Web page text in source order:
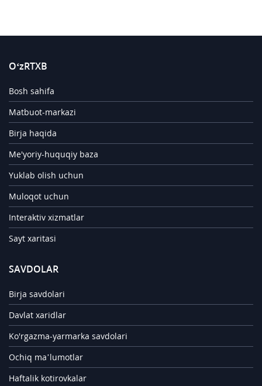
O‘zRTXB
Bosh sahifa
Matbuot-markazi
Birja haqida
Me'yoriy-huquqiy baza
Yuklab olish uchun
Muloqot uchun
Interaktiv xizmatlar
Sayt xaritasi
SAVDOLAR
Birja savdolari
Davlat xaridlar
Ko'rgazma-yarmarka savdolari
Ochiq ma’lumotlar
Haftalik kotirovkalar